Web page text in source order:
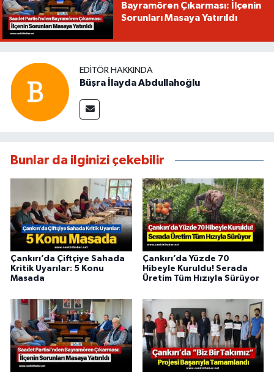
Bayramören Çıkarması: İlçenin
Sorunları Masaya Yatırıldı
EDITÖR HAKKINDA
Büşra İlayda Abdullahoğlu
Bunlar da ilginizi çekebilir
Çankırı’da Çiftçiye Sahada
Kritik Uyarılar: 5 Konu
Masada
Çankırı’da Yüzde 70
Hibeyle Kuruldu! Serada
Üretim Tüm Hızıyla Sürüyor